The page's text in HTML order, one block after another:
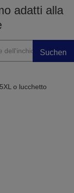
adatti alla
Suchen
o lucchetto